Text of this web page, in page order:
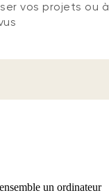
vos projets ou à